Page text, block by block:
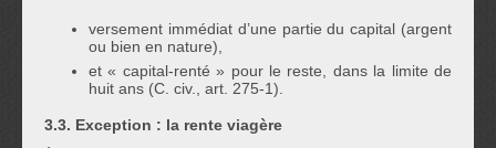
versement immédiat d’une partie du capital (argent
ou bien en nature),
et « capital-renté » pour le reste, dans la limite de
huit ans (C. civ., art. 275-1).
3.3. Exception : la rente viagère